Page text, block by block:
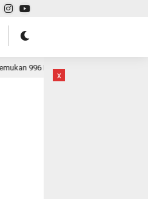
Senjata di Jaksel, Polda Metro Jaya
x